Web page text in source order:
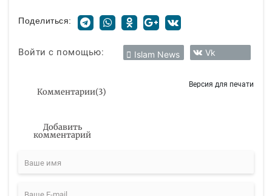
Поделиться:
Войти с помощью: Islam News Vk
Комментарии(3)
Версия для печати
Добавить
комментарий